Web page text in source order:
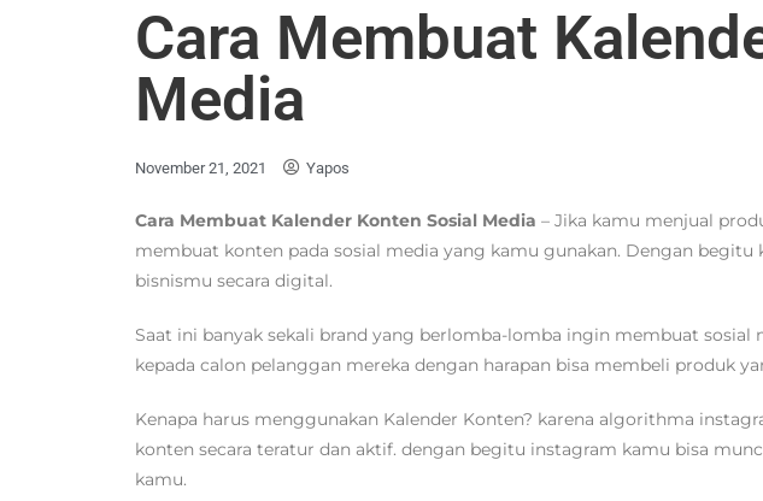
Cara Membuat
Media
November 21, 2021 Yapos
Cara Membuat Kalender Konten Sosial Media – Jika kamu menjual
membuat konten pada sosial media yang kamu gunakan. Dengan
bisnismu secara digital.
Saat ini banyak sekali brand yang berlomba-lomba ingin membuat
kepada calon pelanggan mereka dengan harapan bisa membeli produk
Kenapa harus menggunakan Kalender Konten? karena algorithma
konten secara teratur dan aktif. dengan begitu instagram kamu bisa
kamu.